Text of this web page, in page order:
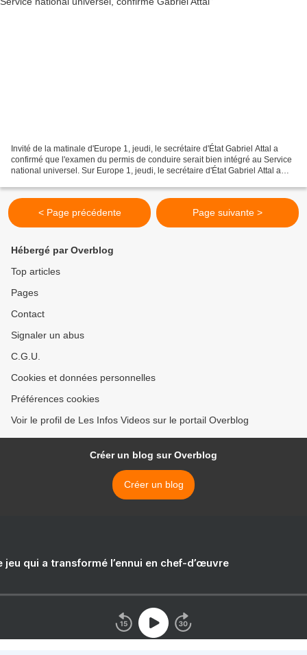
Invité de la matinale d'Europe 1, jeudi, le secrétaire d'État Gabriel Attal a
confirmé que l'examen du permis de conduire serait bien intégré au Service
national universel. Sur Europe 1, jeudi, le secrétaire d'État Gabriel Attal a
< Page précédente Page suivante >
Hébergé par Overblog
Top articles
Pages
Contact
Signaler un abus
C.G.U.
Cookies et données personnelles
Préférences cookies
Voir le profil de Les Infos Videos sur le portail Overblog
Créer un blog sur Overblog
Créer un blog
jeu qui a transformé l’ennui en chef-d’œuvre